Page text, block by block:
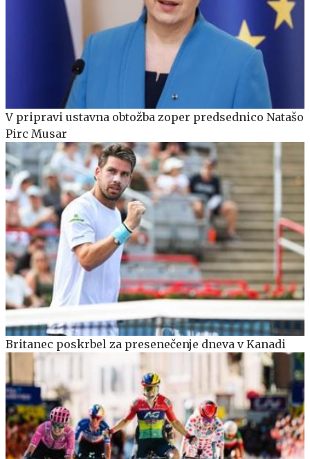
V pripravi ustavna obtožba zoper predsednico Natašo
Pirc Musar
Britanec poskrbel za presenečenje dneva v Kanadi